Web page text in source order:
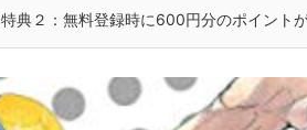
特典２：無料登録時に600円分のポイント